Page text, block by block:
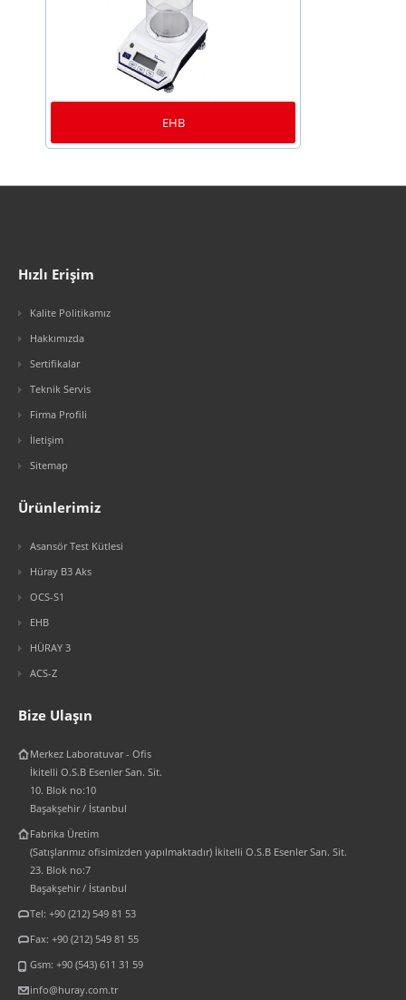
EHB
Hızlı Erişim
Kalite Politikamız
Hakkımızda
Sertifikalar
Teknik Servis
Firma Profili
İletişim
Sitemap
Ürünlerimiz
Asansör Test Kütlesi
Hüray B3 Aks
OCS-S1
EHB
HÜRAY 3
ACS-Z
Bize Ulaşın
Merkez Laboratuvar - Ofis
İkitelli O.S.B Esenler San. Sit.
10. Blok no:10
Başakşehir / İstanbul
Fabrika Üretim
(Satışlarımız ofisimizden yapılmaktadır) İkitelli O.S.B Esenler San. Sit.
23. Blok no:7
Başakşehir / İstanbul
Tel: +90 (212) 549 81 53
Fax: +90 (212) 549 81 55
Gsm: +90 (543) 611 31 59
info@huray.com.tr